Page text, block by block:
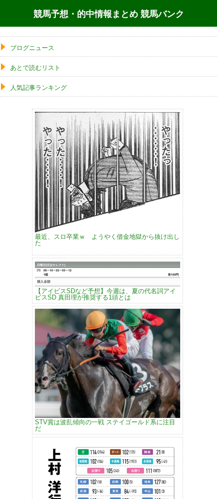
競馬予想・的中情報まとめ 競馬バンク
ブログニュース
あとで読むリスト
人気記事ランキング
最近、スロ卒業ｗ ようやく借金地獄から抜け出し
た
【アイビスSDなど予想】今週は、夏の代名詞アイ
ビスSD 真田理が推奨する1頭とは
STV賞は波乱傾向の一戦 ステイゴールド系に注目
だ